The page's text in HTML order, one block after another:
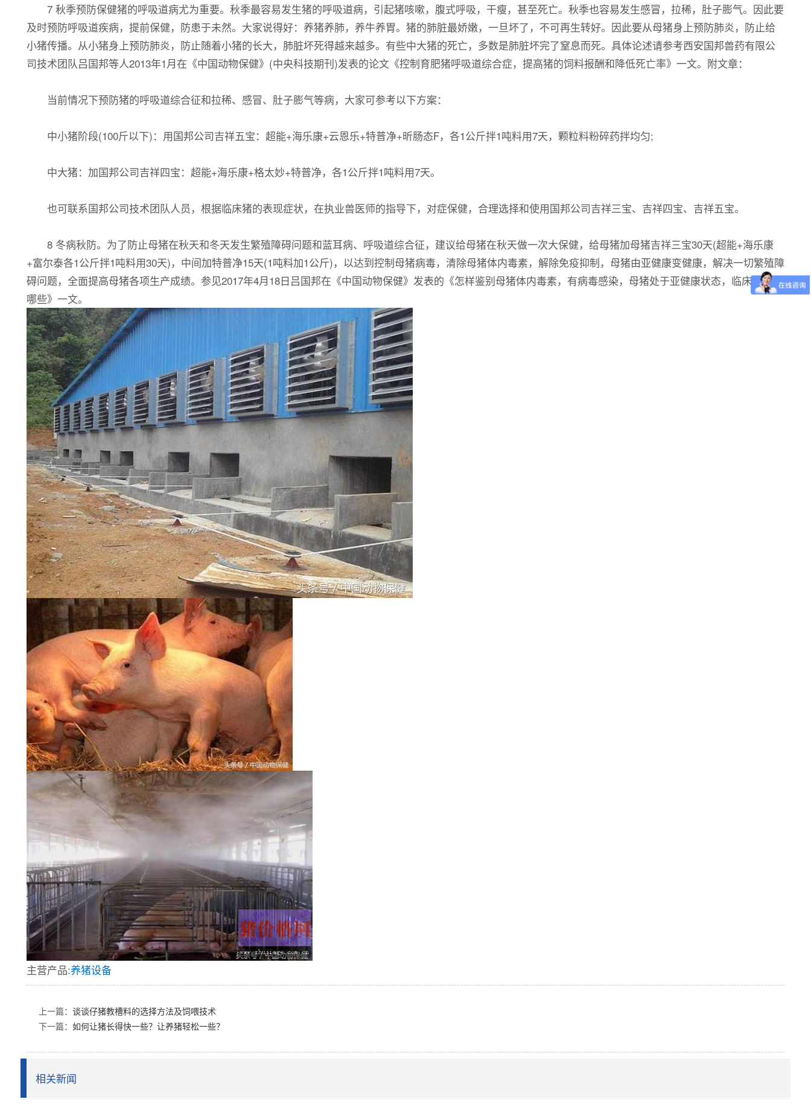
7 秋季预防保健猪的呼吸道病尤为重要。秋季最容易发生猪的呼吸道病，引起猪咳嗽，腹式呼吸，干瘦，甚至死亡。秋季也容易发生感冒，拉稀，肚子膨气。因此要
及时预防呼吸道疾病，提前保健，防患于未然。大家说得好：养猪养肺，养牛养胃。猪的肺脏最娇嫩，一旦坏了，不可再生转好。因此要从母猪身上预防肺炎，防止给
小猪传播。从小猪身上预防肺炎，防止随着小猪的长大，肺脏坏死得越来越多。有些中大猪的死亡，多数是肺脏坏完了窒息而死。具体论述请参考西安国邦兽药有限公
司技术团队吕国邦等人2013年1月在《中国动物保健》(中央科技期刊)发表的论文《控制育肥猪呼吸道综合症，提高猪的饲料报酬和降低死亡率》一文。附文章：
当前情况下预防猪的呼吸道综合征和拉稀、感冒、肚子膨气等病，大家可参考以下方案：
中小猪阶段(100斤以下)：用国邦公司吉祥五宝：超能+海乐康+云恩乐+特普净+昕肠态F，各1公斤拌1吨料用7天，颗粒料粉碎药拌均匀;
中大猪：加国邦公司吉祥四宝：超能+海乐康+格太妙+特普净，各1公斤拌1吨料用7天。
也可联系国邦公司技术团队人员，根据临床猪的表现症状，在执业兽医师的指导下，对症保健，合理选择和使用国邦公司吉祥三宝、吉祥四宝、吉祥五宝。
8 冬病秋防。为了防止母猪在秋天和冬天发生繁殖障碍问题和蓝耳病、呼吸道综合征，建议给母猪在秋天做一次大保健，给母猪加母猪吉祥三宝30天(超能+海乐康
+富尔泰各1公斤拌1吨料用30天)，中间加特普净15天(1吨料加1公斤)，以达到控制母猪病毒，清除母猪体内毒素，解除免疫抑制，母猪由亚健康变健康，解决一切繁殖障
碍问题，全面提高母猪各项生产成绩。参见2017年4月18日吕国邦在《中国动物保健》发表的《怎样鉴别母猪体内毒素，有病毒感染，母猪处于亚健康状态，临床症状有
哪些》一文。
主营产品:养猪设备
上一篇： 谈谈仔猪教槽料的选择方法及饲喂技术
下一篇： 如何让猪长得快一些？让养猪轻松一些？
相关新闻